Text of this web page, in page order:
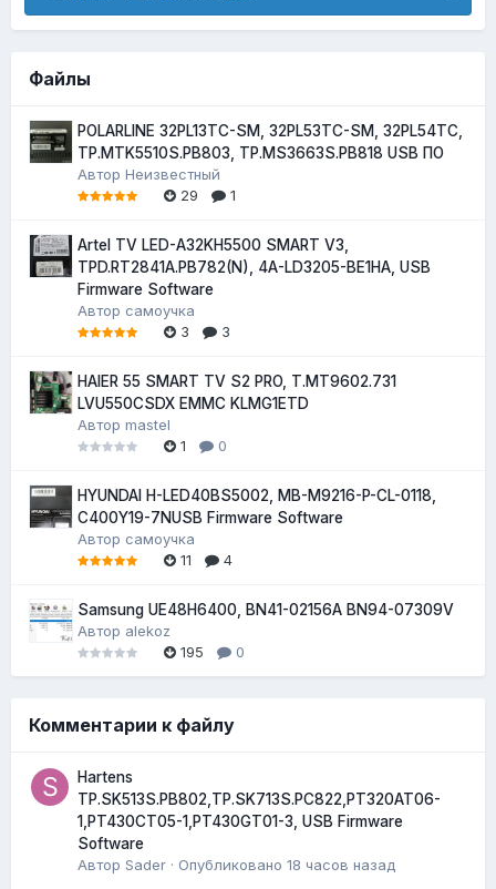
Файлы
POLARLINE 32PL13TC-SM, 32PL53TC-SM, 32PL54TC,
TP.MTK5510S.PB803, TP.MS3663S.PB818 USB ПО
Автор Неизвестный
29
1
Artel TV LED-A32KH5500 SMART V3,
TPD.RT2841A.PB782(N), 4A-LD3205-BE1HA, USB
Firmware Software
Автор самоучка
3
3
HAIER 55 SMART TV S2 PRO, T.MT9602.731
LVU550CSDX EMMC KLMG1ETD
Автор mastel
1
0
HYUNDAI H-LED40BS5002, MB-M9216-P-CL-0118,
C400Y19-7NUSB Firmware Software
Автор самоучка
11
4
Samsung UE48H6400, BN41-02156A BN94-07309V
Автор alekoz
195
0
Комментарии к файлу
Hartens
TP.SK513S.PB802,TP.SK713S.PC822,PT320AT06-
1,PT430CT05-1,PT430GT01-3, USB Firmware
Software
Автор Sader · Опубликовано 18 часов назад